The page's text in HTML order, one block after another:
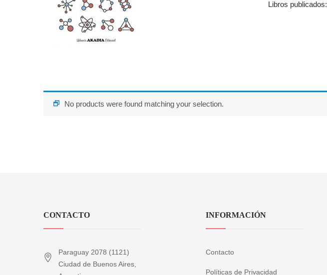
Libros publicados:
No products were found matching your selection.
CONTACTO
Paraguay 2078 (1121)
Ciudad de Buenos Aires,
INFORMACIÓN
Contacto
Políticas de Privacidad